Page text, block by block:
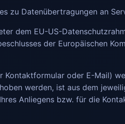
zu Datenübertragungen an
dem EU-US-
der Europäischen
Kontaktformular oder E-Mail)
werden, ist aus dem
Anliegens bzw. für die